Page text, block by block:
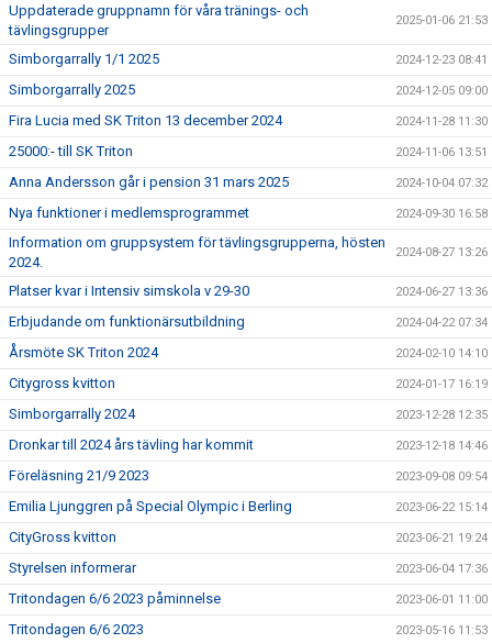
Uppdaterade gruppnamn för våra tränings- och
tävlingsgrupper
2025-01-06 21:53
Simborgarrally 1/1 2025 2024-12-23 08:41
Simborgarrally 2025 2024-12-05 09:00
Fira Lucia med SK Triton 13 december 2024 2024-11-28 11:30
25000:- till SK Triton 2024-11-06 13:51
Anna Andersson går i pension 31 mars 2025 2024-10-04 07:32
Nya funktioner i medlemsprogrammet 2024-09-30 16:58
Information om gruppsystem för tävlingsgrupperna, hösten
2024.
2024-08-27 13:26
Platser kvar i Intensiv simskola v 29-30 2024-06-27 13:36
Erbjudande om funktionärsutbildning 2024-04-22 07:34
Årsmöte SK Triton 2024 2024-02-10 14:10
Citygross kvitton 2024-01-17 16:19
Simborgarrally 2024 2023-12-28 12:35
Dronkar till 2024 års tävling har kommit 2023-12-18 14:46
Föreläsning 21/9 2023 2023-09-08 09:54
Emilia Ljunggren på Special Olympic i Berling 2023-06-22 15:14
CityGross kvitton 2023-06-21 19:24
Styrelsen informerar 2023-06-04 17:36
Tritondagen 6/6 2023 påminnelse 2023-06-01 11:00
Tritondagen 6/6 2023 2023-05-16 11:53